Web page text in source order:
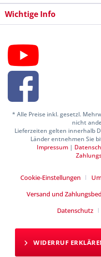
Wichtige Info
* Alle Preise inkl. gesetzl.
nicht
Lieferzeiten gelten innerhalb
Länder entnehmen Sie
Impressum |
Cookie-Einstellungen
Versand und
Datenschutz
WIDERRUF